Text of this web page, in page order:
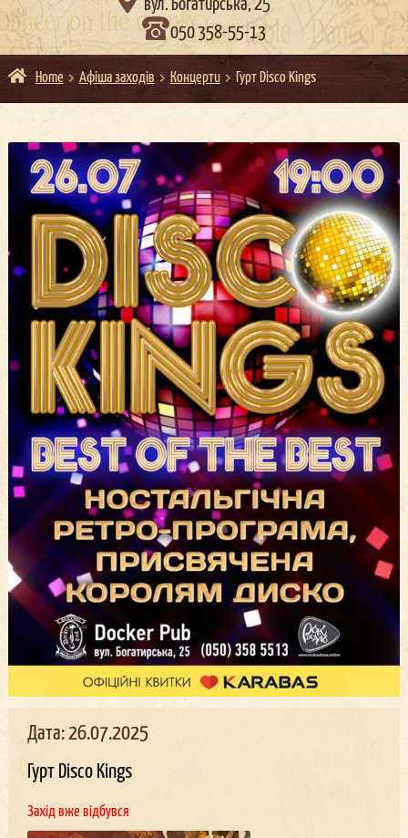
вул. Богатирська, 25
050 358-55-13
Home Афіша заходів Концерти Гурт Disco Kings
Дата: 26.07.2025
Гурт Disco Kings
Захід вже відбувся